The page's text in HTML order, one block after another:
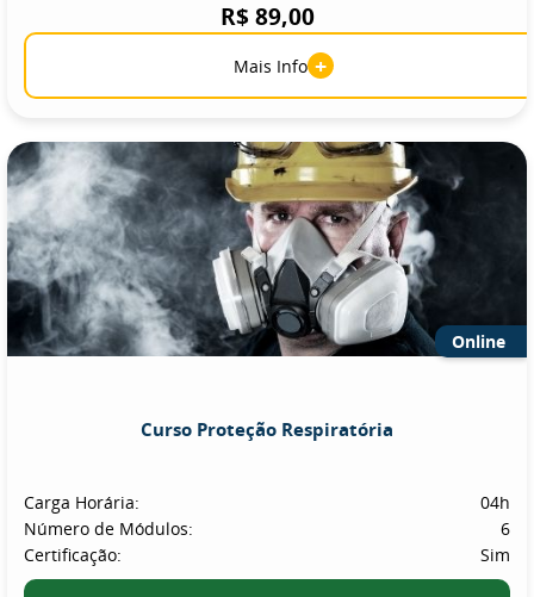
R$ 89,00
Mais Info +
Online
Curso Proteção Respiratória
Carga Horária:
04h
Número de Módulos:
6
Certificação:
Sim